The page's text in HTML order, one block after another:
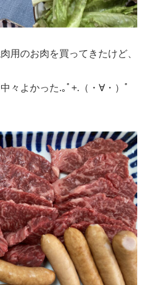
用のお肉を買ってきたけど、
々よかった.｡ﾟ+.（・∀・）ﾟ